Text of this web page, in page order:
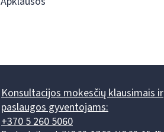
Konsultacijos mokesčių klausimais ir
paslaugos gyventojams:
+370 5 260 5060